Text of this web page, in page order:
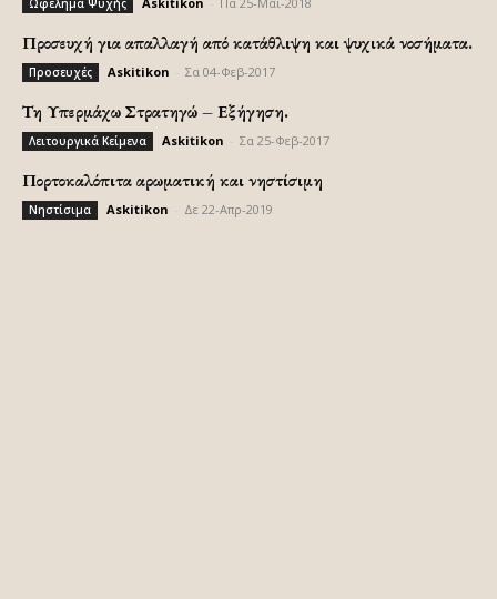
Ωφέλημα Ψυχής
Προσευχή για απαλλαγή από κατάθλιψη και ψυχικά νοσήματα.
Προσευχές Askitikon Σα 04-Φεβ-2017
Τη Υπερμάχω Στρατηγώ – Εξήγηση.
Λειτουργικά Κείμενα Askitikon Σα 25-Φεβ-2017
Πορτοκαλόπιτα αρωματική και νηστίσιμη
Νηστίσιμα Askitikon Δε 22-Απρ-2019